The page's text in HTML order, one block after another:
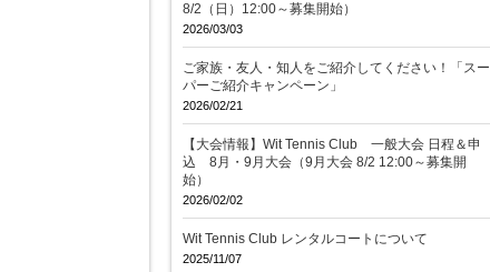
8/2（日）12:00～募集開始）
2026/03/03
ご家族・友人・知人をご紹介してください！「スー
パーご紹介キャンペーン」
2026/02/21
【大会情報】Wit Tennis Club 一般大会 日程＆申
込 8月・9月大会（9月大会 8/2 12:00～募集開
始）
2026/02/02
Wit Tennis Club レンタルコートについて
2025/11/07